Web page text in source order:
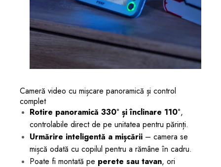
Cameră video cu mișcare panoramică și control
complet
Rotire panoramică 330° și înclinare 110°,
controlabile direct de pe unitatea pentru părinți.
Urmărire inteligentă a mișcării – camera se
mișcă odată cu copilul pentru a rămâne în cadru.
Poate fi montată pe perete sau tavan, ori